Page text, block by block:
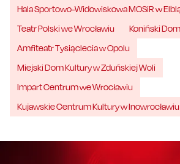
Hala Sportowo-Widowiskowa MOSiR w
Teatr Polski we Wrocławiu
Koniński
Amfiteatr Tysiąclecia w Opolu
Miejski Dom Kultury w Zduńskiej Woli
Impart Centrum we Wrocławiu
Kujawskie Centrum Kultury w Inowrocławiu